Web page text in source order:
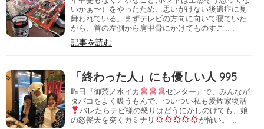
いかぁ〜）をやったため、思いがけない後遺症に見
舞われている。まずテレビの方向に向いて寝ていた
から、首の左側から肩甲骨にかけてものすご……
記事を読む
「終わった人」にも優しい人 995
昨日『御茶ノ水イカ
センター』で、みんなが
タバコをよく吸うもんで、ついつい私も愛煙家復活
バレたらテビ様の怒りはどうにかしのげても、娘
の怒髪天を突くカミナリ
が怖い。……